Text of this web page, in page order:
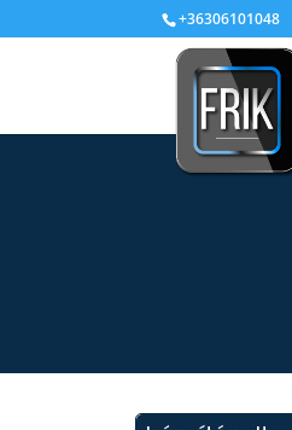
+36306101048